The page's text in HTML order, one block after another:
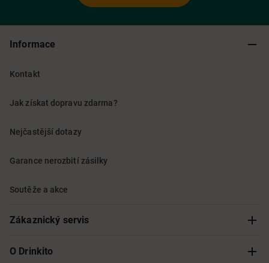
Informace
Kontakt
Jak získat dopravu zdarma?
Nejčastější dotazy
Garance nerozbití zásilky
Soutěže a akce
Zákaznický servis
Sledování objednávky
O Drinkito